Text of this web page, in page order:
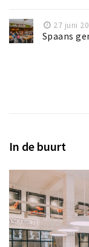
27 juni
Spaans
In de buurt